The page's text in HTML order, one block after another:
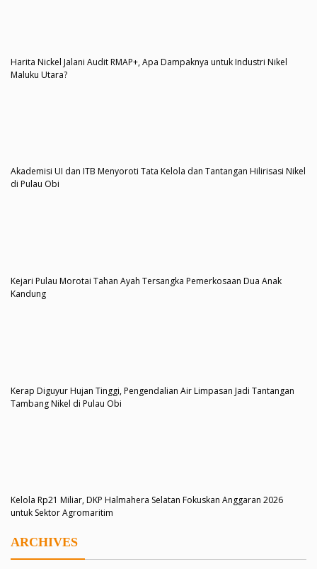
Harita Nickel Jalani Audit RMAP+, Apa Dampaknya untuk Industri Nikel
Maluku Utara?
Akademisi UI dan ITB Menyoroti Tata Kelola dan Tantangan Hilirisasi Nikel
di Pulau Obi
Kejari Pulau Morotai Tahan Ayah Tersangka Pemerkosaan Dua Anak
Kandung
Kerap Diguyur Hujan Tinggi, Pengendalian Air Limpasan Jadi Tantangan
Tambang Nikel di Pulau Obi
Kelola Rp21 Miliar, DKP Halmahera Selatan Fokuskan Anggaran 2026
untuk Sektor Agromaritim
ARCHIVES